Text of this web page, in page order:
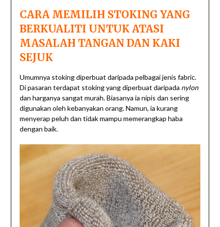
CARA MEMILIH STOKING YANG
BERKUALITI UNTUK ATASI
MASALAH TANGAN DAN KAKI
SEJUK
Umumnya stoking diperbuat daripada pelbagai jenis fabric.
Di pasaran terdapat stoking yang diperbuat daripada nylon
dan harganya sangat murah. Biasanya ia nipis dan sering
digunakan oleh kebanyakan orang. Namun, ia kurang
menyerap peluh dan tidak mampu memerangkap haba
dengan baik.